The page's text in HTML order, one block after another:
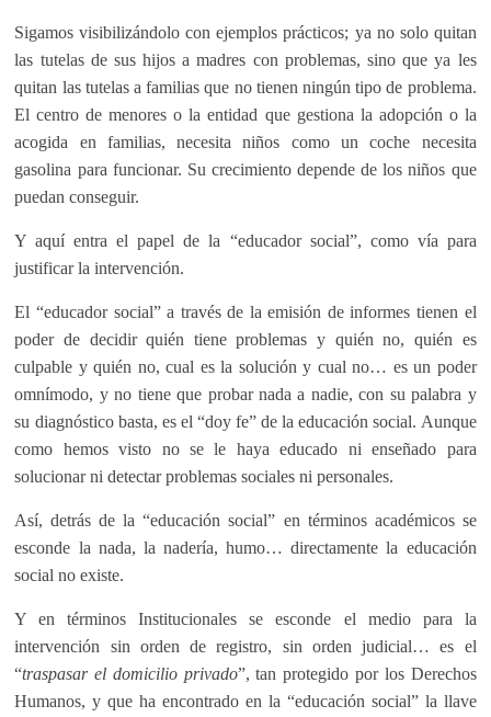
Sigamos visibilizándolo con ejemplos prácticos; ya no solo quitan
las tutelas de sus hijos a madres con problemas, sino que ya les
quitan las tutelas a familias que no tienen ningún tipo de problema.
El centro de menores o la entidad que gestiona la adopción o la
acogida en familias, necesita niños como un coche necesita
gasolina para funcionar. Su crecimiento depende de los niños que
puedan conseguir.
Y aquí entra el papel de la “educador social”, como vía para
justificar la intervención.
El “educador social” a través de la emisión de informes tienen el
poder de decidir quién tiene problemas y quién no, quién es
culpable y quién no, cual es la solución y cual no… es un poder
omnímodo, y no tiene que probar nada a nadie, con su palabra y
su diagnóstico basta, es el “doy fe” de la educación social. Aunque
como hemos visto no se le haya educado ni enseñado para
solucionar ni detectar problemas sociales ni personales.
Así, detrás de la “educación social” en términos académicos se
esconde la nada, la nadería, humo… directamente la educación
social no existe.
Y en términos Institucionales se esconde el medio para la
intervención sin orden de registro, sin orden judicial… es el
“traspasar el domicilio privado”, tan protegido por los Derechos
Humanos, y que ha encontrado en la “educación social” la llave